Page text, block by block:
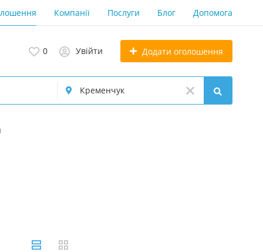
Компанії Послуги Блог Допомога
0 Увійти Додати оголошення